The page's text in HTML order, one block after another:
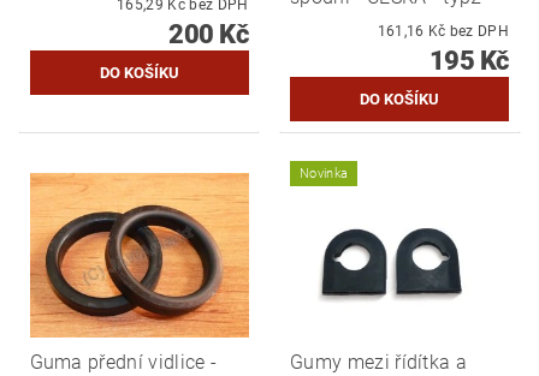
165,29 Kč bez DPH
200 Kč 161,16 Kč bez DPH
195 Kč
Guma přední vidlice -
Novinka
Gumy mezi řídítka a